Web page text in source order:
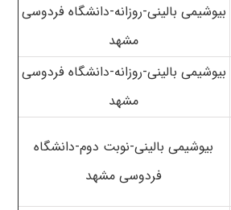
بیوشیمی بالینی-روزانه-دانشگاه فردوسی
مشهد
بیوشیمی بالینی-روزانه-دانشگاه فردوسی
مشهد
بیوشیمی بالینی-نوبت دوم-دانشگاه
فردوسی مشهد